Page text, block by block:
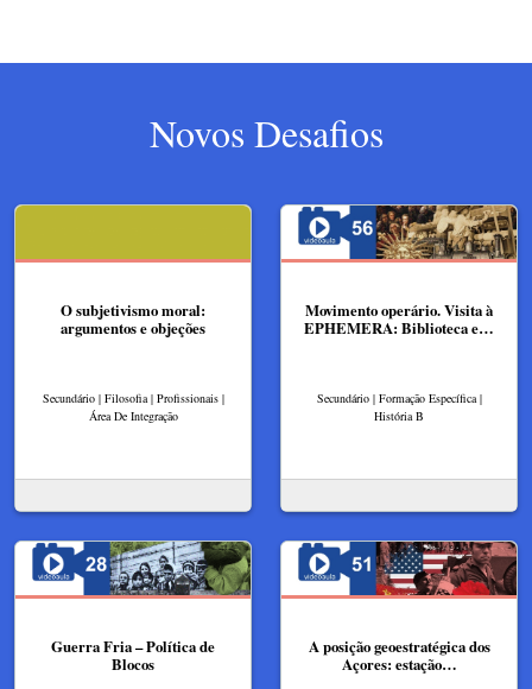
Novos Desafios
O subjetivismo moral:
argumentos e objeções
Secundário | Filosofia | Profissionais |
Área De Integração
Movimento operário. Visita à
EPHEMERA: Biblioteca e…
Secundário | Formação Específica |
História B
Guerra Fria – Política de
Blocos
A posição geoestratégica dos
Açores: estação…